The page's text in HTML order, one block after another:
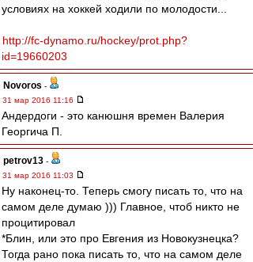
условиях на хоккей ходили по молодости...
http://fc-dynamo.ru/hockey/prot.php?
id=19660203
Novoros -
31 мар 2016 11:16
Андердоги - это канюшня времен Валерия
Георгича П.
petrov13 -
31 мар 2016 11:03
Ну наконец-то. Теперь смогу писать то, что на
самом деле думаю ))) Главное, чтоб никто не
процитировал
*Блин, или это про Евгения из Новокузнецка?
Тогда рано пока писать то, что на самом деле